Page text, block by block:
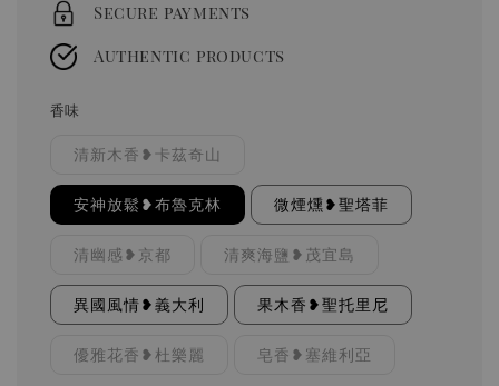
Secure payments
Authentic products
香味
清新木香❥卡茲奇山
安神放鬆❥布魯克林 微煙燻❥聖塔菲
清幽感❥京都 清爽海鹽❥茂宜島
異國風情❥義大利 果木香❥聖托里尼
優雅花香❥杜樂麗 皂香❥塞維利亞